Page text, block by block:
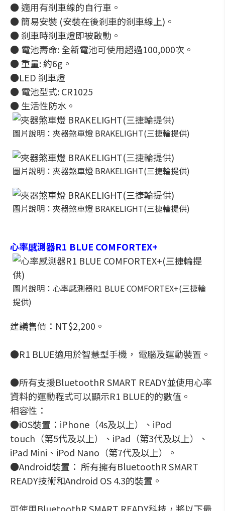
● 適用有剎車線的自行車。
● 簡易安裝 (安裝在後剎車的剎車線上)。
● 剎車時剎車燈即被啟動。
● 電池壽命: 全新電池可使用超過100,000次。
● 重量: 約6g。
●LED 剎車燈
● 電池型式: CR1025
● 生活性防水。
圖片說明：夾器煞車燈 BRAKELIGHT(三捷輪提供)
圖片說明：夾器煞車燈 BRAKELIGHT(三捷輪提供)
圖片說明：夾器煞車燈 BRAKELIGHT(三捷輪提供)
心率感測器R1 BLUE COMFORTEX+
圖片說明：心率感測器R1 BLUE COMFORTEX+(三捷輪
提供)
建議售價：NT$2,200。
●R1 BLUE適用於智慧型手機， 電腦及運動裝置。
●所有支援BluetoothR SMART READY並使用心率
資料的運動程式可以顯示R1 BLUE的的數值。
相容性：
●iOS裝置：iPhone（4s及以上）、iPod
touch（第5代及以上）、iPad（第3代及以上）、
iPad Mini、iPod Nano（第7代及以上）。
●Android裝置： 所有擁有BluetoothR SMART
READY技術和Android OS 4.3的裝置。